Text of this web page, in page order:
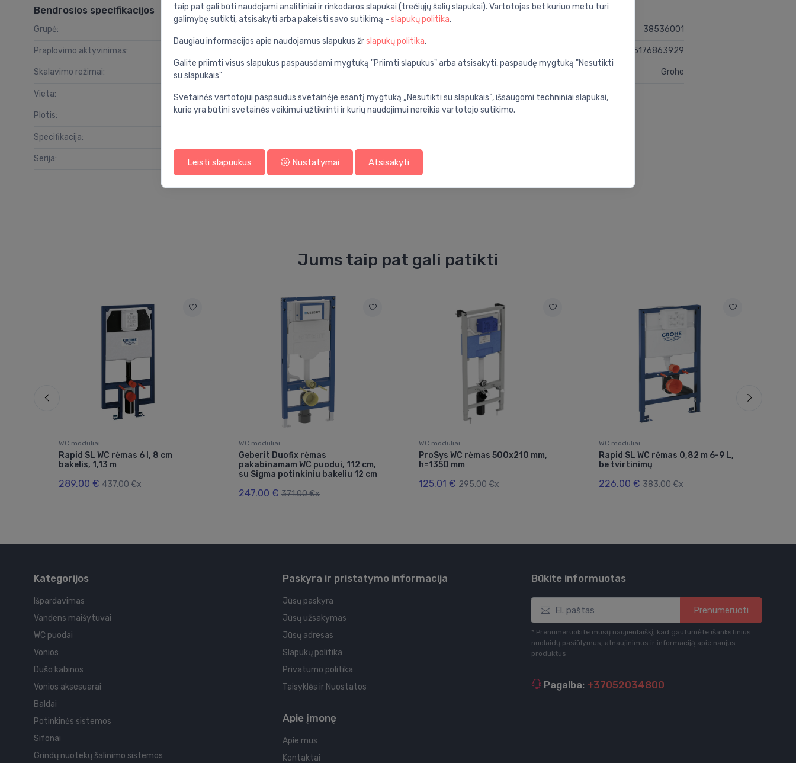
Bendrosios specifikacijos
Grupė:
Praplovimo aktyvinimas:
Skalavimo režimai:
Vieta: ant sienos
Plotis: 500
Specifikacija:
Serija: rapid sl
Specifikacija
38536001
4005176863929
Grohe
Jums taip pat gali patikti
WC moduliai
Rapid SL WC rėmas 6 l, 8 cm
bakelis, 1,13 m
289.00 € 437.00 €x
WC moduliai
Geberit Duofix rėmas
pakabinamam WC puodui, 112 cm,
su Sigma potinkiniu bakeliu 12 cm
247.00 € 371.00 €x
WC moduliai
ProSys WC rėmas 500x210 mm,
h=1350 mm
125.01 € 295.00 €x
WC moduliai
Rapid SL WC rėmas 0,82 m 6-9 L,
be tvirtinimų
226.00 € 383.00 €x
Kategorijos
Išpardavimas
Vandens maišytuvai
WC puodai
Vonios
Dušo kabinos
Vonios aksesuarai
Baldai
Potinkinės sistemos
Sifonai
Grindų nuotekų šalinimo sistemos
Paskyra ir pristatymo informacija
Jūsų paskyra
Jūsų užsakymas
Jūsų adresas
Slapukų politika
Privatumo politika
Taisyklės ir Nuostatos
Apie įmonę
Apie mus
Kontaktai
Būkite informuotas
Prenumeruoti
* Prenumeruokite mūsų naujienlaiškį, kad gautumėte išankstinius
nuolaidų pasiūlymus, atnaujinimus ir informaciją apie naujus
produktus
Pagalba: +37052034800
taip pat gali būti naudojami analitiniai ir rinkodaros slapukai (trečiųjų šalių slapukai). Vartotojas bet kuriuo metu turi
galimybę sutikti, atsisakyti arba pakeisti savo sutikimą - slapukų politika.
Daugiau informacijos apie naudojamus slapukus žrslapukų politika.
Galite priimti visus slapukus paspausdami mygtuką "Priimti slapukus" arba atsisakyti, paspaudę mygtuką "Nesutikti
su slapukais"
Svetainės vartotojui paspaudus svetainėje esantį mygtuką „Nesutikti su slapukais“, išsaugomi techniniai slapukai,
kurie yra būtini svetainės veikimui užtikrinti ir kurių naudojimui nereikia vartotojo sutikimo.
Leisti slapuukus Nustatymai Atsisakyti